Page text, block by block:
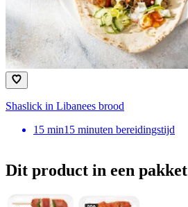
Shaslick in Libanees brood
15 min15 minuten bereidingstijd
Dit product in een pakket